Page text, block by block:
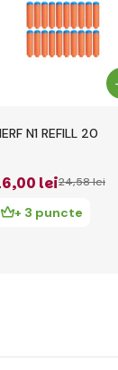
N1 REFILL 20
,00 lei24,58 lei
+ 3 puncte